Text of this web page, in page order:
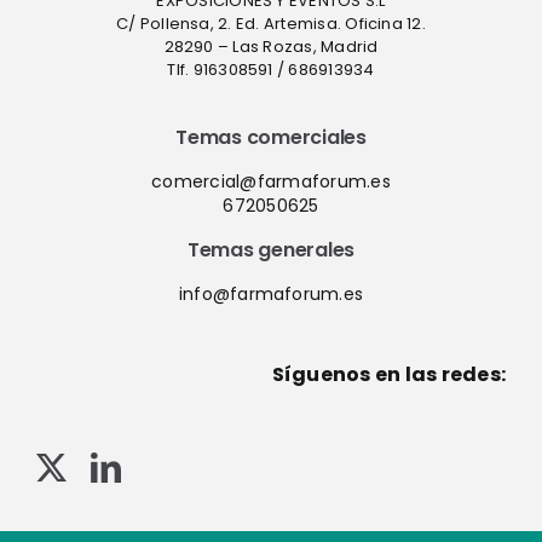
C/ Pollensa, 2. Ed. Artemisa. Oficina 12.
28290 – Las Rozas, Madrid
Tlf. 916308591 / 686913934
Temas comerciales
comercial@farmaforum.es
672050625
Temas generales
info@farmaforum.es
Síguenos en las redes: